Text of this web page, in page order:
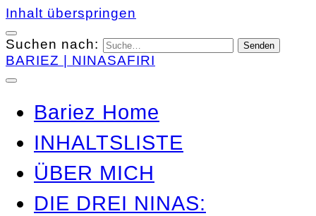
Inhalt überspringen
Suchen nach:
BARIEZ | NINASAFIRI
Bariez Home
INHALTSLISTE
ÜBER MICH
DIE DREI NINAS: